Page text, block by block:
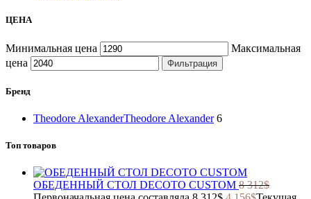
ЦЕНА
Минимальная цена
Максимальная
цена
Фильтрация
Бренд
Theodore AlexanderTheodore Alexander 6
Топ товаров
ОБЕДЕННЫЙ СТОЛ DECOTO CUSTOM 8 312$